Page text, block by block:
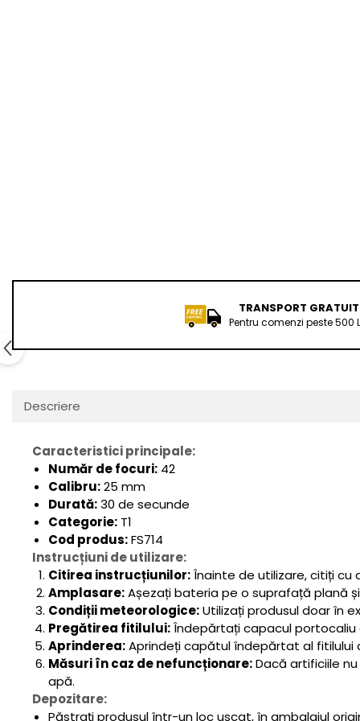
TRANSPORT GRATUIT
Pentru comenzi peste 500
Descriere
Caracteristici principale:
Număr de focuri: 42
Calibru:25 mm
Durată:30 de secunde
Categorie: T1
Cod produs:FS714
Instrucțiuni de utilizare:
Citirea instrucțiunilor:Înainte de utilizare, citiți
Amplasare:Așezați bateria pe o suprafață plană
Condiții meteorologice:Utilizați produsul doar în
Pregătirea fitilului:Îndepărtați capacul portocaliu
Aprinderea:Aprindeți capătul îndepărtat al
Măsuri în caz de nefuncționare:Dacă artificiile
apă.
Depozitare:
Păstrați produsul într-un loc uscat, în ambalajul